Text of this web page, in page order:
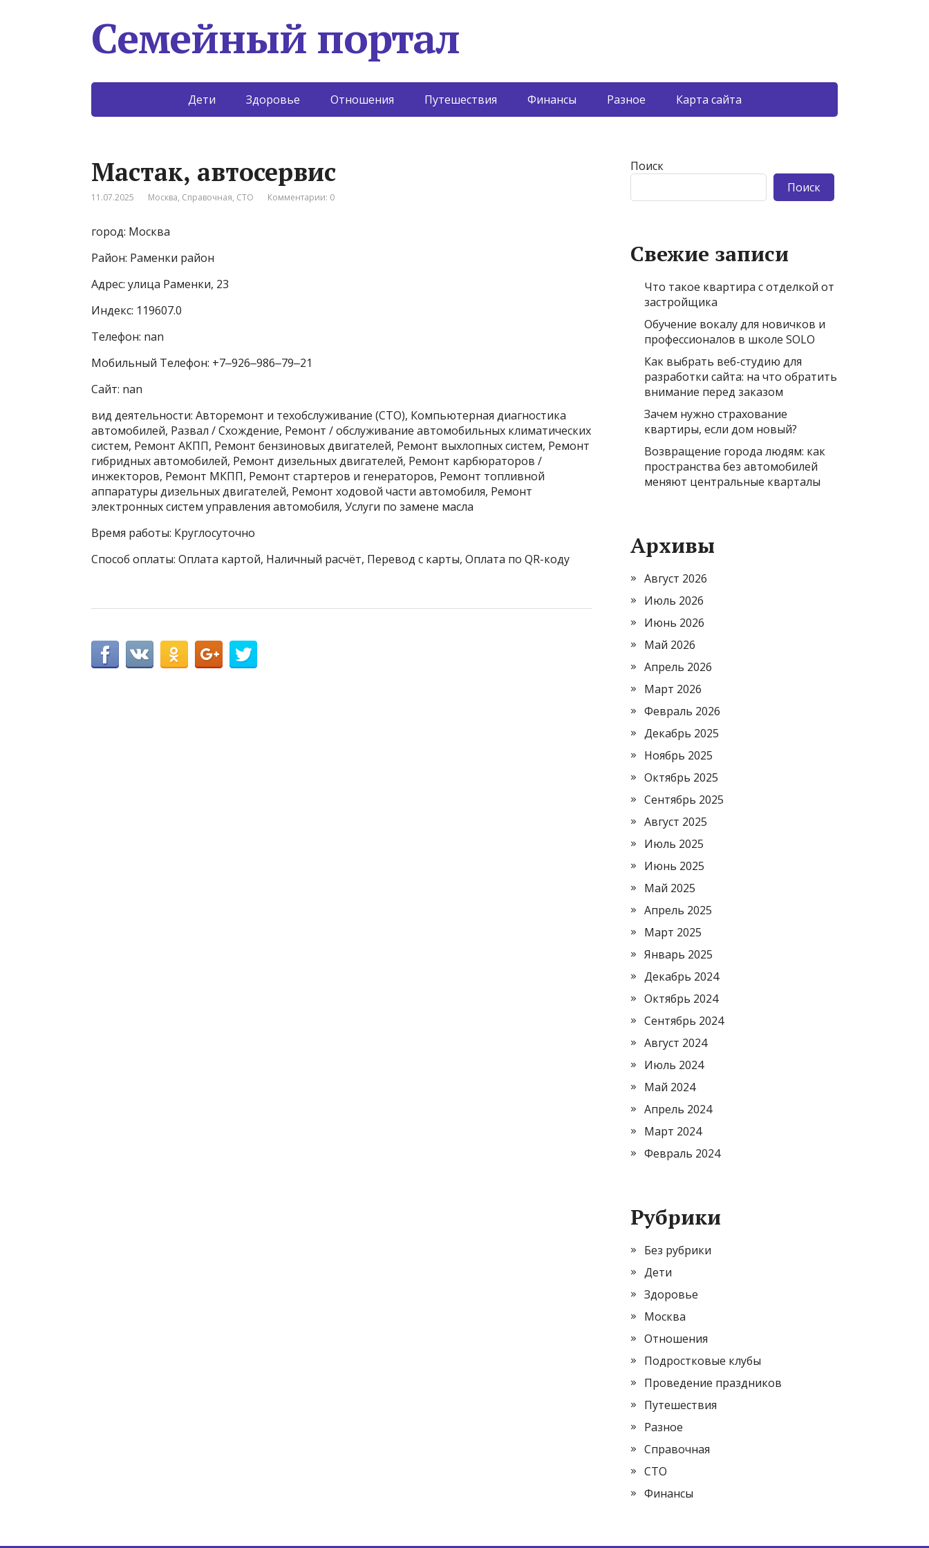
Семейный портал
Дети Здоровье Отношения Путешествия Финансы Разное Карта сайта
Мастак, автосервис
11.07.2025 Москва, Справочная, СТО Комментарии: 0
город: Москва
Район: Раменки район
Адрес: улица Раменки, 23
Индекс: 119607.0
Телефон: nan
Мобильный Телефон: +7‒926‒986‒79‒21
Сайт: nan
вид деятельности: Авторемонт и техобслуживание (СТО), Компьютерная диагностика
автомобилей, Развал / Схождение, Ремонт / обслуживание автомобильных климатических
систем, Ремонт АКПП, Ремонт бензиновых двигателей, Ремонт выхлопных систем, Ремонт
гибридных автомобилей, Ремонт дизельных двигателей, Ремонт карбюраторов /
инжекторов, Ремонт МКПП, Ремонт стартеров и генераторов, Ремонт топливной
аппаратуры дизельных двигателей, Ремонт ходовой части автомобиля, Ремонт
электронных систем управления автомобиля, Услуги по замене масла
Время работы: Круглосуточно
Способ оплаты: Оплата картой, Наличный расчёт, Перевод с карты, Оплата по QR-коду
Поиск
Поиск
Свежие записи
Что такое квартира с отделкой от
застройщика
Обучение вокалу для новичков и
профессионалов в школе SOLO
Как выбрать веб-студию для
разработки сайта: на что обратить
внимание перед заказом
Зачем нужно страхование
квартиры, если дом новый?
Возвращение города людям: как
пространства без автомобилей
меняют центральные кварталы
Архивы
Август 2026
Июль 2026
Июнь 2026
Май 2026
Апрель 2026
Март 2026
Февраль 2026
Декабрь 2025
Ноябрь 2025
Октябрь 2025
Сентябрь 2025
Август 2025
Июль 2025
Июнь 2025
Май 2025
Апрель 2025
Март 2025
Январь 2025
Декабрь 2024
Октябрь 2024
Сентябрь 2024
Август 2024
Июль 2024
Май 2024
Апрель 2024
Март 2024
Февраль 2024
Рубрики
Без рубрики
Дети
Здоровье
Москва
Отношения
Подростковые клубы
Проведение праздников
Путешествия
Разное
Справочная
СТО
Финансы